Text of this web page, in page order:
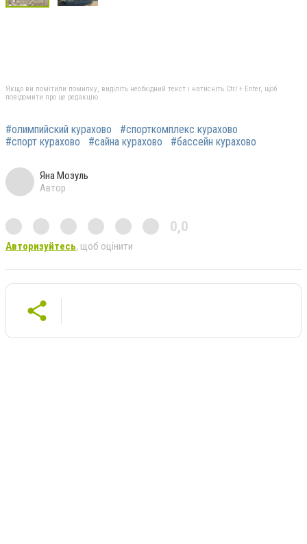
Якщо ви помітили помилку, виділіть необхідний текст і натисніть Ctrl + Enter, щоб
повідомити про це редакцію
#олимпийский курахово
#спорткомплекс курахово
#спорт курахово
#сайна курахово #бассейн курахово
Яна Мозуль
Автор
0,0
Авторизуйтесь, щоб оцінити